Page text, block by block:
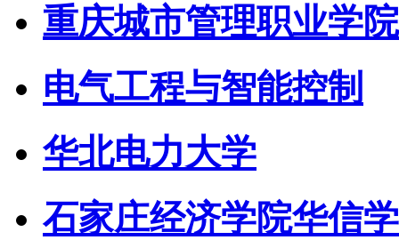
重庆城市管理职业学院
电气工程与智能控制
华北电力大学
石家庄经济学院华信